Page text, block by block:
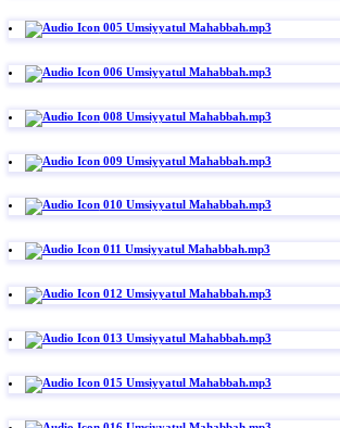
005 Umsiyyatul Mahabbah.mp3
006 Umsiyyatul Mahabbah.mp3
008 Umsiyyatul Mahabbah.mp3
009 Umsiyyatul Mahabbah.mp3
010 Umsiyyatul Mahabbah.mp3
011 Umsiyyatul Mahabbah.mp3
012 Umsiyyatul Mahabbah.mp3
013 Umsiyyatul Mahabbah.mp3
015 Umsiyyatul Mahabbah.mp3